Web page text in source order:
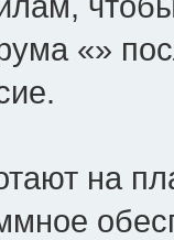
«»
на